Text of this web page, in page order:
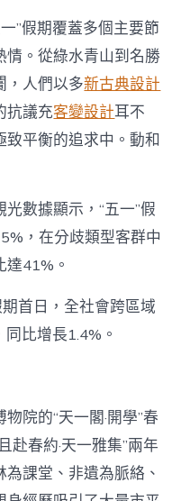
”假期覆蓋多個主要節
。從綠水青山到名勝
，人們以多新古典設計
抗議充客變設計耳不
致平衡的追求中。動和
數據顯示，“五一”假
，在分歧類型客群中
41%。
首日，全社會跨區域
比增長1.4%。
院的“天一閣·開學”春
赴春約·天一雅集”兩年
課堂、非遺為脈絡、